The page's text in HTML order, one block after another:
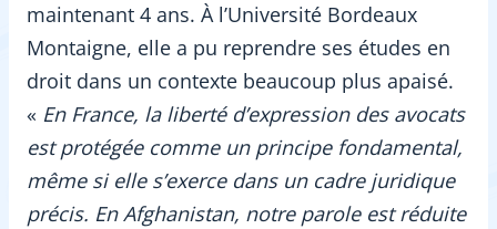
maintenant 4 ans. À l’Université Bordeaux
Montaigne, elle a pu reprendre ses études en
droit dans un contexte beaucoup plus apaisé.
« En France, la liberté d’expression des avocats
est protégée comme un principe fondamental,
même si elle s’exerce dans un cadre juridique
précis. En Afghanistan, notre parole est réduite